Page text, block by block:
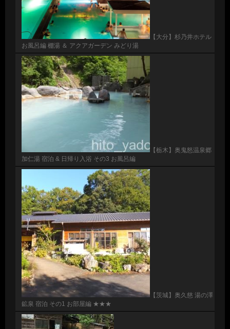
【大分】杉乃井ホテル
お風呂編 棚湯 ＆ アクアガーデン みどり湯
【栃木】奥鬼怒温泉郷
加仁湯 宿泊 & 日帰り入浴 その3 お風呂編
【茨城】奥久慈 湯の澤
鉱泉 宿泊 その1 お部屋編 ★★★